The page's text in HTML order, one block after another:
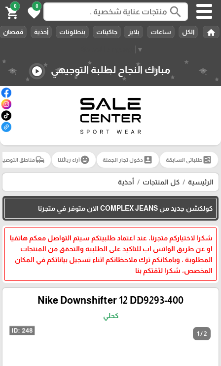
▼
search
0
favorite
0
shopping_cart
home الكل ساعات بلايز جاكيتات بنطلونات أحذية قمصان
مبارك النجاح لطلبة التوجيهي play_circle
ballotطلباتي السابقة account_box دخول تجار الجملة emoji_emotionsآراء زبائننا commuteمناطق
الرئيسية كل المنتجات أحذية
كولكشن جديد من COMPLEX JEANS الان متوفر في متجرنا
شكرا لاختياركم متجرنا، عند اعتماد طلبيتكم سيتم التواصل معكم هاتفيا
او عن طريق الواتس اب للتاكيد على الطلبية والتحقق من المنتجات
المطلوبة ، وبامكانكم ترك ملاحظاتكم اثناء تسجيل بياناتكم في المكان
المخصص، شكرا لثقتكم بنا
Nike Downshifter 12 DD9293-400
كحلي
1 / 2